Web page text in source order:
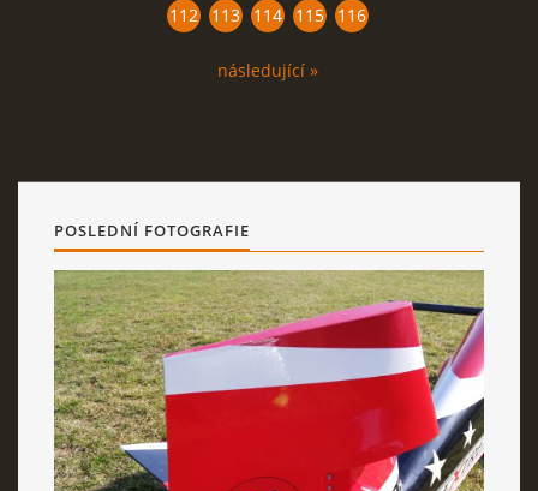
112 113 114 115 116
následující »
POSLEDNÍ FOTOGRAFIE